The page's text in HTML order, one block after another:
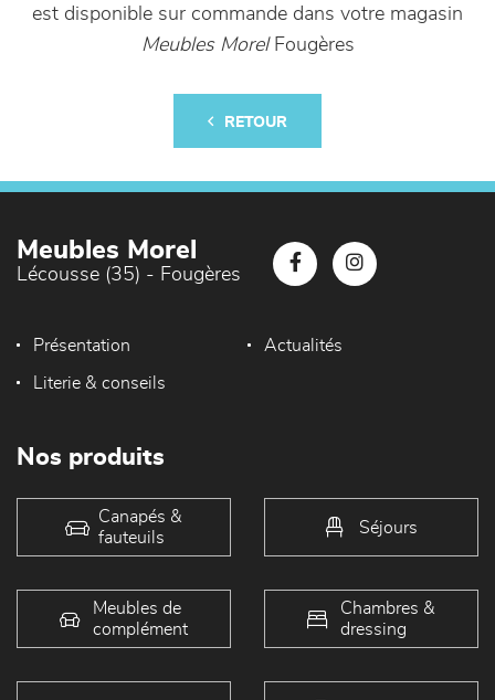
est disponible sur commande dans votre magasin
Meubles MorelFougères
RETOUR
Meubles Morel
Lécousse (35) - Fougères
Présentation Actualités
Literie & conseils
Nos produits
Canapés &
fauteuils
Séjours
Meubles de
complément
Chambres &
dressing